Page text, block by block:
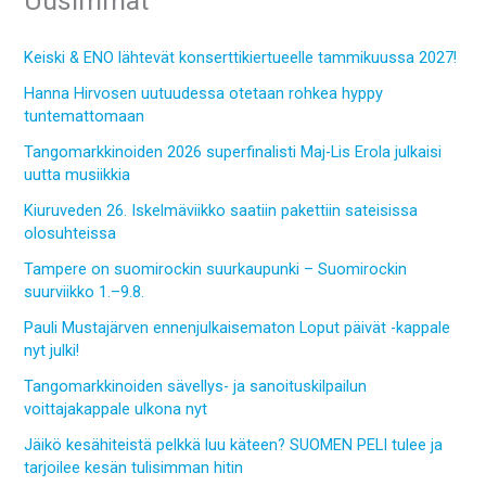
Keiski & ENO lähtevät konserttikiertueelle tammikuussa 2027!
Hanna Hirvosen uutuudessa otetaan rohkea hyppy
tuntemattomaan
Tangomarkkinoiden 2026 superfinalisti Maj-Lis Erola julkaisi
uutta musiikkia
Kiuruveden 26. Iskelmäviikko saatiin pakettiin sateisissa
olosuhteissa
Tampere on suomirockin suurkaupunki – Suomirockin
suurviikko 1.–9.8.
Pauli Mustajärven ennenjulkaisematon Loput päivät -kappale
nyt julki!
Tangomarkkinoiden sävellys- ja sanoituskilpailun
voittajakappale ulkona nyt
Jäikö kesähiteistä pelkkä luu käteen? SUOMEN PELI tulee ja
tarjoilee kesän tulisimman hitin